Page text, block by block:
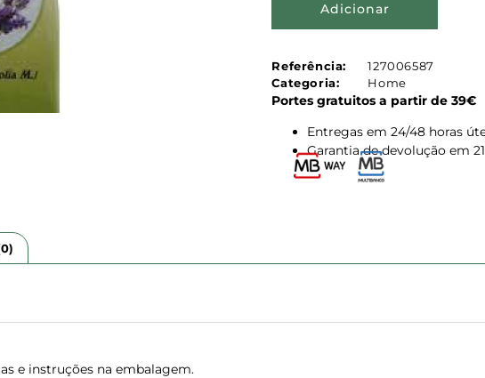
Adicionar
Referência:
127006587
Categoria:
Home
Portes gratuitos a partir de 39€
Entregas em 24/48 horas
Garantia de devolução em
e instruções na embalagem.